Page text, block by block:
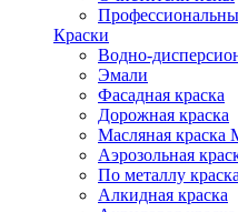
Краски
Водно-
Эмали
Фасадная краска
Дорожная краска
Масляная краска
Аэрозольная
По металлу краска
Алкидная краска